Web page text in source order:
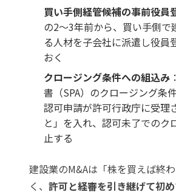
買い手側経管候補の事前役員
の2〜3年前から、買い手側で
る人材を子会社に派遣し役員
おく
クロージング条件への組込み
書（SPA）のクロージング条
認可申請が許可行政庁に受理
と」を入れ、認可未了でのク
止する
建設業のM&Aは「株を買えば終
く、 許可と経審を引き継げて初